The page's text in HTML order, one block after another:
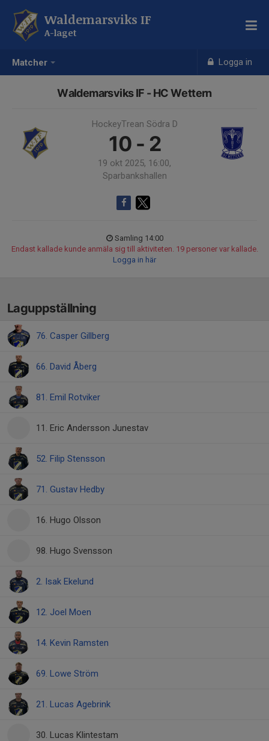
Matcher Logga in
Waldemarsviks IF
A-laget
Waldemarsviks IF - HC Wettern
HockeyTrean Södra D
10 - 2
19 okt 2025, 16:00,
Sparbankshallen
Samling 14:00
Endast kallade kunde anmäla sig till aktiviteten. 19 personer var kallade.
Logga in här
Laguppställning
76. Casper Gillberg
66. David Åberg
81. Emil Rotviker
11. Eric Andersson Junestav
52. Filip Stensson
71. Gustav Hedby
16. Hugo Olsson
98. Hugo Svensson
2. Isak Ekelund
12. Joel Moen
14. Kevin Ramsten
69. Lowe Ström
21. Lucas Agebrink
30. Lucas Klintestam